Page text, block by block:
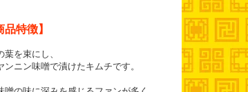
品特徴】
葉を束にし、
ンニン味噌で漬けたキムチです。